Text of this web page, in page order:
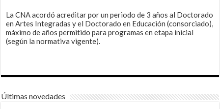
La CNA acordó acreditar por un periodo de 3 años al Doctorado
en Artes Integradas y el Doctorado en Educación (consorciado),
máximo de años permitido para programas en etapa inicial
(según la normativa vigente).
Últimas novedades